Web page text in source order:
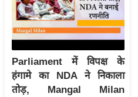
मी
क्षा
ध
र्म
ज्यो
ति
Parliament में विपक्ष के
हंगामे का NDA ने निकाला
तोड़, Mangal Milan